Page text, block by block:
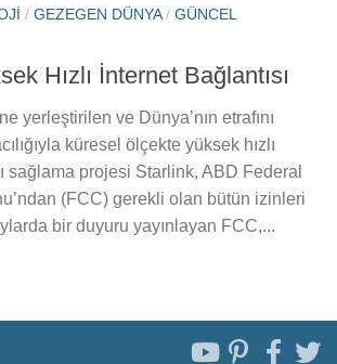
/ GEZEGEN DÜNYA/ GÜNCEL
Hızlı İnternet Bağlantısı
yerleştirilen ve Dünya’nın etrafını
küresel ölçekte yüksek hızlı
sağlama projesi Starlink, ABD Federal
(FCC) gerekli olan bütün izinleri
bir duyuru yayınlayan FCC,...